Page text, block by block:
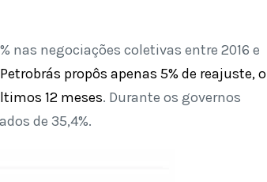
nas negociações coletivas entre 2016 e
Petrobrás propôs apenas 5% de reajuste, o
12 meses. Durante os governos
de 35,4%.